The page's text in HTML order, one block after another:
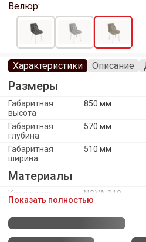
Велюр:
Характеристики Описание
Размеры
Габаритная
высота
850 мм
Габаритная
глубина
570 мм
Габаритная
ширина
510 мм
Материалы
Коллекция
обивочного
NOVA 910
Материал
каркаса
Показать полностью